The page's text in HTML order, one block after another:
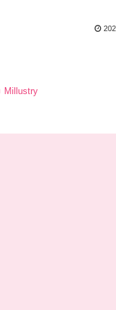
Millustry